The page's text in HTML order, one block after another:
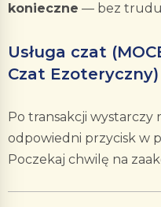
konieczne — bez trudu
Usługa czat
Czat Ezoteryczny)
Po transakcji wystarczy
odpowiedni przycisk w
Poczekaj chwilę na